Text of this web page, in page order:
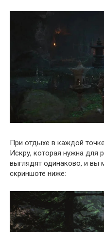
При отдыхе в каждой
Искру, которая нужна для
выглядят одинаково, и вы
скриншоте ниже: